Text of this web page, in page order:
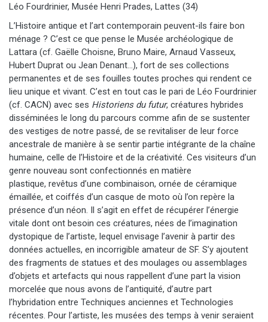
Léo Fourdrinier, Musée Henri Prades, Lattes (34)
L’Histoire antique et l’art contemporain peuvent-ils faire bon
ménage ? C’est ce que pense le Musée archéologique de
Lattara (cf. Gaëlle Choisne, Bruno Maire, Arnaud Vasseux,
Hubert Duprat ou Jean Denant…), fort de ses collections
permanentes et de ses fouilles toutes proches qui rendent ce
lieu unique et vivant. C’est en tout cas le pari de Léo Fourdrinier
(cf. CACN) avec ses Historiens du futur, créatures hybrides
disséminées le long du parcours comme afin de se sustenter
des vestiges de notre passé, de se revitaliser de leur force
ancestrale de manière à se sentir partie intégrante de la chaîne
humaine, celle de l’Histoire et de la créativité. Ces visiteurs d’un
genre nouveau sont confectionnés en matière
plastique, revêtus d’une combinaison, ornée de céramique
émaillée, et coiffé​s d’un casque de moto où l’on repère la
présence d’un néon. Il s’agit en effet de récupérer l’énergie
vitale dont ont besoin ces créatures, nées de l’imagination
dystopique de l’artiste, lequel envisage l’avenir à partir des
données actuelles​, en incorrigible amateur de SF. S’y ajoutent
des fragments de statues et des moulages ou assemblages
d’objets et artefacts qui nous rappellent d’une part la vision
morcelée que nous avons de l’antiquité, d’autre part
l’hybridation entre Techniques anciennes et Technologies
récentes. Pour l’artiste, les musées des temps à venir seraient